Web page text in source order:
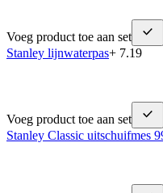
Voeg product toe aan set
Stanley lijnwaterpas+ 7.19
Voeg product toe aan set
Stanley Classic uitschuifmes